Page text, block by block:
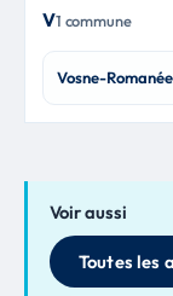
V1 commune
Vosne-Romanée
Voir aussi
Toutes les